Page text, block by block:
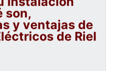
son,
y ventajas de
de Riel